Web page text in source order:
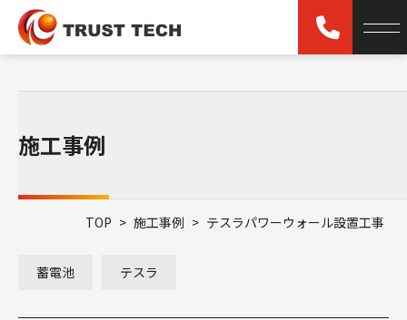
施工事例
TOP > 施工事例 > テスラパワーウォール設置工事
蓄電池 テスラ